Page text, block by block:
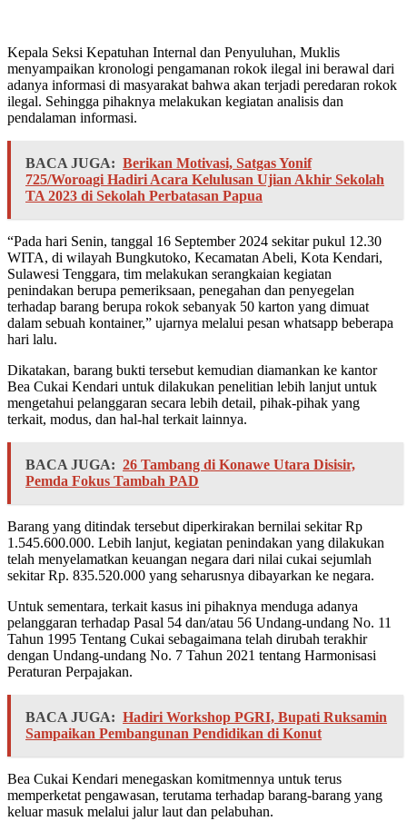
Kepala Seksi Kepatuhan Internal dan Penyuluhan, Muklis
menyampaikan kronologi pengamanan rokok ilegal ini berawal dari
adanya informasi di masyarakat bahwa akan terjadi peredaran rokok
ilegal. Sehingga pihaknya melakukan kegiatan analisis dan
pendalaman informasi.
BACA JUGA: Berikan Motivasi, Satgas Yonif
725/Woroagi Hadiri Acara Kelulusan Ujian Akhir Sekolah
TA 2023 di Sekolah Perbatasan Papua
“Pada hari Senin, tanggal 16 September 2024 sekitar pukul 12.30
WITA, di wilayah Bungkutoko, Kecamatan Abeli, Kota Kendari,
Sulawesi Tenggara, tim melakukan serangkaian kegiatan
penindakan berupa pemeriksaan, penegahan dan penyegelan
terhadap barang berupa rokok sebanyak 50 karton yang dimuat
dalam sebuah kontainer,” ujarnya melalui pesan whatsapp beberapa
hari lalu.
Dikatakan, barang bukti tersebut kemudian diamankan ke kantor
Bea Cukai Kendari untuk dilakukan penelitian lebih lanjut untuk
mengetahui pelanggaran secara lebih detail, pihak-pihak yang
terkait, modus, dan hal-hal terkait lainnya.
BACA JUGA: 26 Tambang di Konawe Utara Disisir,
Pemda Fokus Tambah PAD
Barang yang ditindak tersebut diperkirakan bernilai sekitar Rp
1.545.600.000. Lebih lanjut, kegiatan penindakan yang dilakukan
telah menyelamatkan keuangan negara dari nilai cukai sejumlah
sekitar Rp. 835.520.000 yang seharusnya dibayarkan ke negara.
Untuk sementara, terkait kasus ini pihaknya menduga adanya
pelanggaran terhadap Pasal 54 dan/atau 56 Undang-undang No. 11
Tahun 1995 Tentang Cukai sebagaimana telah dirubah terakhir
dengan Undang-undang No. 7 Tahun 2021 tentang Harmonisasi
Peraturan Perpajakan.
BACA JUGA: Hadiri Workshop PGRI, Bupati Ruksamin
Sampaikan Pembangunan Pendidikan di Konut
Bea Cukai Kendari menegaskan komitmennya untuk terus
memperketat pengawasan, terutama terhadap barang-barang yang
keluar masuk melalui jalur laut dan pelabuhan.